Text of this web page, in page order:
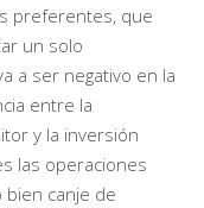
preferentes, que
un solo
a ser negativo en la
entre la
y la inversión
las operaciones
canje de